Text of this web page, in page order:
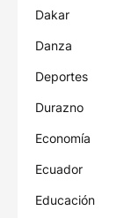
Dakar
Danza
Deportes
Durazno
Economía
Ecuador
Educación